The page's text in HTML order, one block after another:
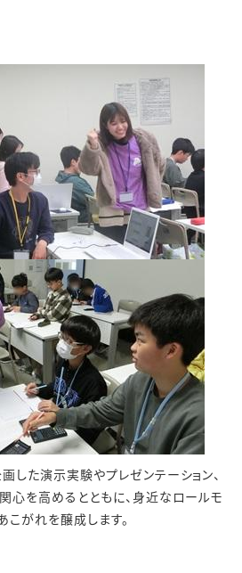
た演示実験やプレゼンテーション、
心を高めるとともに、身近なロールモ
がれを醸成します。